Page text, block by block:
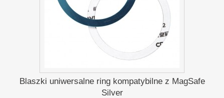
Blaszki uniwersalne ring kompatybilne z MagSafe
Silver